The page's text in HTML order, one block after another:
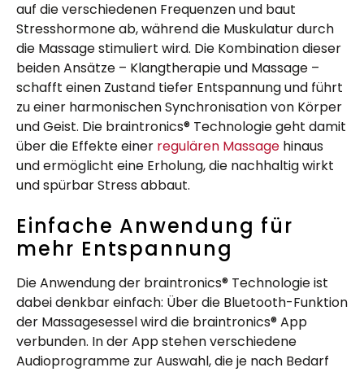
auf die verschiedenen Frequenzen und baut
Stresshormone ab, während die Muskulatur durch
die Massage stimuliert wird. Die Kombination dieser
beiden Ansätze – Klangtherapie und Massage –
schafft einen Zustand tiefer Entspannung und führt
zu einer harmonischen Synchronisation von Körper
und Geist. Die braintronics® Technologie geht damit
über die Effekte einer regulären Massage hinaus
und ermöglicht eine Erholung, die nachhaltig wirkt
und spürbar Stress abbaut.
Einfache Anwendung für
mehr Entspannung
Die Anwendung der braintronics® Technologie ist
dabei denkbar einfach: Über die Bluetooth-Funktion
der Massagesessel wird die braintronics® App
verbunden. In der App stehen verschiedene
Audioprogramme zur Auswahl, die je nach Bedarf